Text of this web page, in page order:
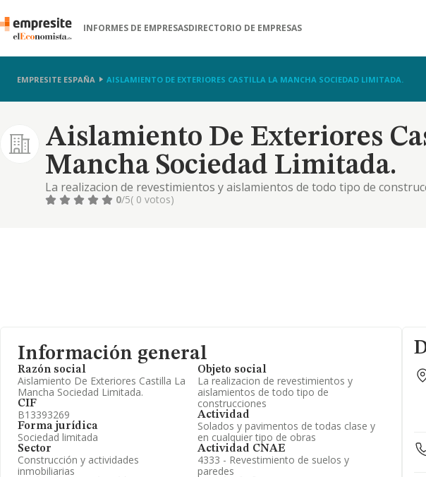
INFORMES DE EMPRESASDIRECTORIO DE EMPRESAS
EMPRESITE ESPAÑA AISLAMIENTO DE EXTERIORES CASTILLA LA MANCHA SOCIEDAD LIMITADA.
Aislamiento De Exteriores
Mancha Sociedad Limitada.
La realizacion de revestimientos y aislamientos de todo tipo de
0/5( 0 votos)
Información general
Razón social
Aislamiento De Exteriores Castilla La
Mancha Sociedad Limitada.
CIF
B13393269
Forma jurídica
Sociedad limitada
Sector
Construcción y actividades
inmobiliarias
Objeto social
La realizacion de revestimientos y
aislamientos de todo tipo de
construcciones
Actividad
Solados y pavimentos de todas clase y
en cualquier tipo de obras
Actividad CNAE
4333 - Revestimiento de suelos y
paredes